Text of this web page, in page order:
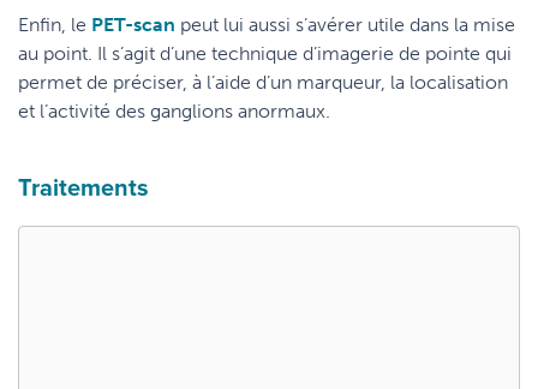
Enfin, le PET-scan peut lui aussi s’avérer utile dans la mise
au point. Il s’agit d’une technique d’imagerie de pointe qui
permet de préciser, à l’aide d’un marqueur, la localisation
et l’activité des ganglions anormaux.
Traitements